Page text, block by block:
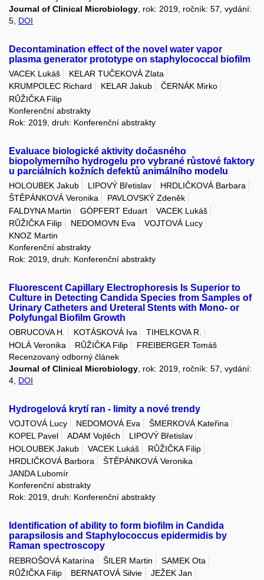
Journal of Clinical Microbiology , rok: 2019, ročník: 57, vydání:
5, DOI
Decontamination effect of the novel water vapor
plasma generator prototype on staphylococcal biofilm
VACEK Lukáš
KELAR TUČEKOVÁ Zlata
KRUMPOLEC Richard
KELAR Jakub
ČERNÁK Mirko
RŮŽIČKA Filip
Konferenční abstrakty
Rok: 2019, druh: Konferenční abstrakty
Evaluace biologické aktivity dočasného
biopolymerního hydrogelu pro vybrané růstové faktory
u parciálních kožních defektů animálního modelu
HOLOUBEK Jakub LIPOVÝ Břetislav
HRDLIČKOVÁ Barbara
ŠTĚPÁNKOVÁ Veronika
PAVLOVSKÝ Zdeněk
FALDYNA Martin
GÖPFERT Eduart
VACEK Lukáš
RŮŽIČKA Filip
NEDOMOVN Eva
VOJTOVÁ Lucy
KNOZ Martin
Konferenční abstrakty
Rok: 2019, druh: Konferenční abstrakty
Fluorescent Capillary Electrophoresis Is Superior to
Culture in Detecting Candida Species from Samples of
Urinary Catheters and Ureteral Stents with Mono- or
Polyfungal Biofilm Growth
OBRUCOVA H. KOTÁSKOVÁ Iva
TIHELKOVA R.
HOLÁ Veronika
RŮŽIČKA Filip
FREIBERGER Tomáš
Recenzovaný odborný článek
Journal of Clinical Microbiology , rok: 2019, ročník: 57, vydání:
4, DOI
Hydrogelová krytí ran - limity a nové trendy
VOJTOVÁ Lucy NEDOMOVÁ Eva
ŠMERKOVÁ Kateřina
KOPEL Pavel
ADAM Vojtěch
LIPOVÝ Břetislav
HOLOUBEK Jakub
VACEK Lukáš
RŮŽIČKA Filip
HRDLIČKOVÁ Barbora
ŠTĚPÁNKOVÁ Veronika
JANDA Lubomír
Konferenční abstrakty
Rok: 2019, druh: Konferenční abstrakty
Identification of ability to form biofilm in Candida
parapsilosis and Staphylococcus epidermidis by
Raman spectroscopy
REBROŠOVÁ Katarína ŠILER Martin
SAMEK Ota
RŮŽIČKA Filip
BERNATOVÁ Silvie
JEŽEK Jan